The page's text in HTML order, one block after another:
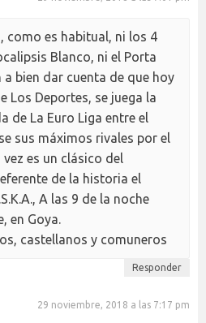
como es habitual, ni los 4
Blanco, ni el Porta
a bien dar cuenta de que hoy
Los Deportes, se juega la
de La Euro Liga entre el
sus máximos rivales por el
es un clásico del
de la historia el
A las 9 de la noche
en Goya.
castellanos y comuneros
Responder
29 noviembre, 2018 a las 7:17 pm